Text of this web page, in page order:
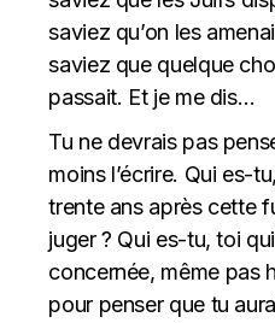
saviez qu’on les
saviez que quelque
passait. Et je me dis…
Tu ne devrais pas
moins l’écrire. Qui es-
trente ans après cette
juger ? Qui es-tu, toi
concernée, même pas
pour penser que tu